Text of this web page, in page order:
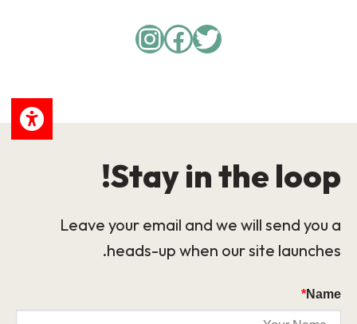
Twitter
Facebook
Instagram
Stay in the loop!
Leave your email and we will send you a
heads-up when our site launches.
Name
*